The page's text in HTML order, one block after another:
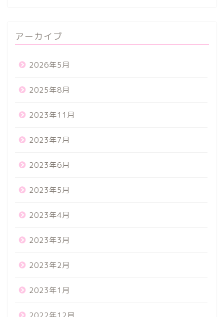
アーカイブ
2026年5月
2025年8月
2023年11月
2023年7月
2023年6月
2023年5月
2023年4月
2023年3月
2023年2月
2023年1月